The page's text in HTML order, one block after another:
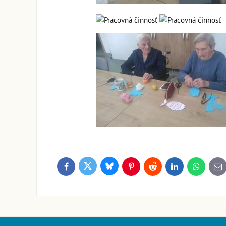
FacebookTwitter BlueskyPinterestReddit LinkedInWhatsApp
E-